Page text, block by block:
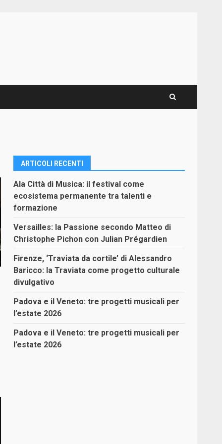
ARTICOLI RECENTI
Ala Città di Musica: il festival come
ecosistema permanente tra talenti e
formazione
Versailles: la Passione secondo Matteo di
Christophe Pichon con Julian Prégardien
Firenze, ‘Traviata da cortile’ di Alessandro
Baricco: la Traviata come progetto culturale
divulgativo
Padova e il Veneto: tre progetti musicali per
l’estate 2026
Padova e il Veneto: tre progetti musicali per
l’estate 2026